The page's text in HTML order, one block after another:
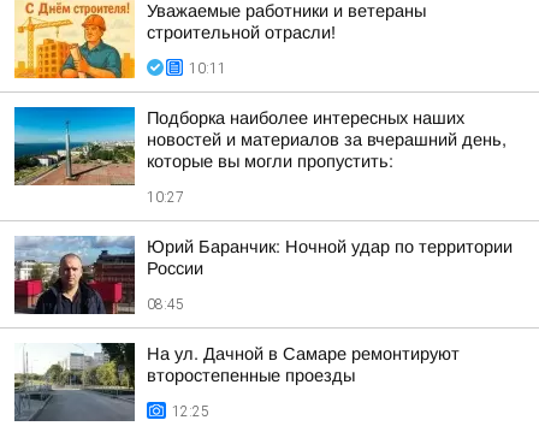
Уважаемые работники и ветераны
строительной отрасли!
10:11
Подборка наиболее интересных наших
новостей и материалов за вчерашний день,
которые вы могли пропустить:
10:27
Юрий Баранчик: Ночной удар по территории
России
08:45
На ул. Дачной в Самаре ремонтируют
второстепенные проезды
12:25